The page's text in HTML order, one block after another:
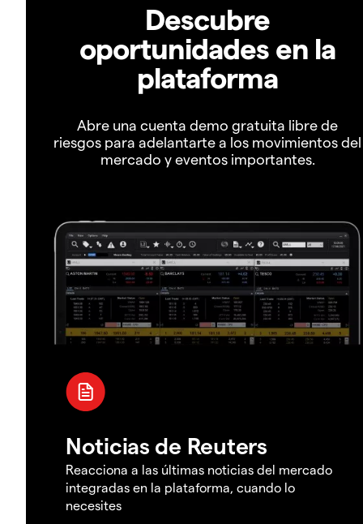
Descubre
oportunidades en la
plataforma
Abre una cuenta demo gratuita libre de
riesgos para adelantarte a los movimientos del
mercado y eventos importantes.
Noticias de Reuters
Reacciona a las últimas noticias del mercado
integradas en la plataforma, cuando lo
necesites